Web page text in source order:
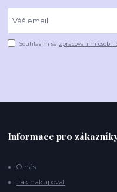
Souhlasím se zpracováním
Informace pro
O nás
Jak nakupovat